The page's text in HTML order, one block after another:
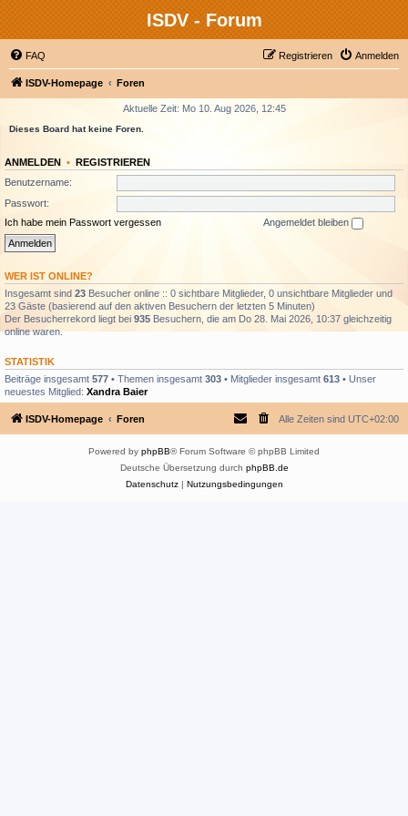
ISDV - Forum
FAQ Anmelden
Registrieren
ISDV-Homepage Foren
Aktuelle Zeit: Mo 10. Aug 2026, 12:45
Dieses Board hat keine Foren.
ANMELDEN • REGISTRIEREN
Benutzername:
Passwort:
Ich habe mein Passwort vergessen
Angemeldet bleiben
WER IST ONLINE?
Insgesamt sind 23 Besucher online :: 0 sichtbare Mitglieder, 0 unsichtbare Mitglieder und
23 Gäste (basierend auf den aktiven Besuchern der letzten 5 Minuten)
Der Besucherrekord liegt bei 935 Besuchern, die am Do 28. Mai 2026, 10:37 gleichzeitig
online waren.
STATISTIK
Beiträge insgesamt 577 • Themen insgesamt 303 • Mitglieder insgesamt 613 • Unser
neuestes Mitglied: Xandra Baier
ISDV-Homepage Foren Alle Zeiten sind UTC+02:00
Powered by phpBB® Forum Software © phpBB Limited
Deutsche Übersetzung durch phpBB.de
Datenschutz| Nutzungsbedingungen